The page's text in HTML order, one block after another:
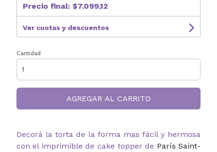
Precio final: $7.099,12
Ver cuotas y descuentos
Cantidad
AGREGAR AL CARRITO
Decorá la torta de la forma mas fácil y hermosa
con el imprimible de cake topper de París Saint-